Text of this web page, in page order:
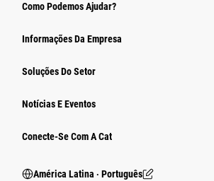
Como Podemos Ajudar?
Informações Da Empresa
Soluções Do Setor
Notícias E Eventos
Conecte-Se Com A Cat
América Latina ‧ Português